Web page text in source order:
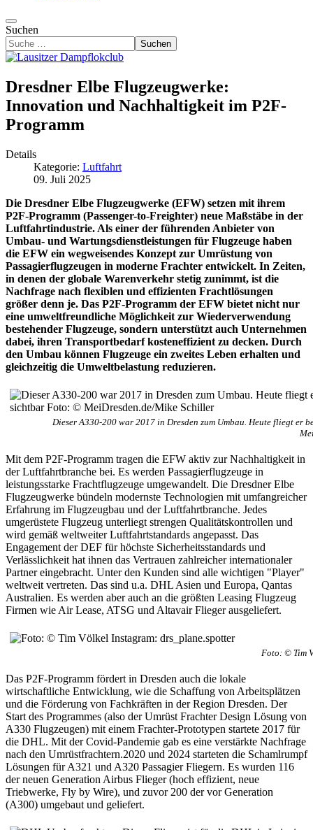
Suchen
Suchen
Dresdner Elbe Flugzeugwerke:
Innovation und Nachhaltigkeit im P2F-
Programm
Details
Kategorie: Luftfahrt
09. Juli 2025
Die Dresdner Elbe Flugzeugwerke (EFW) setzen mit ihrem
P2F-Programm (Passenger-to-Freighter) neue Maßstäbe in der
Luftfahrtindustrie. Als einer der führenden Anbieter von
Umbau- und Wartungsdienstleistungen für Flugzeuge haben
die EFW ein wegweisendes Konzept zur Umrüstung von
Passagierflugzeugen in moderne Frachter entwickelt. In Zeiten,
in denen der globale Warenverkehr stetig zunimmt, ist die
Nachfrage nach flexiblen und effizienten Frachtlösungen
größer denn je. Das P2F-Programm der EFW bietet nicht nur
eine umweltfreundliche Möglichkeit zur Wiederverwendung
bestehender Flugzeuge, sondern unterstützt auch Unternehmen
dabei, ihren Transportbedarf kosteneffizient zu decken. Durch
den Umbau können Flugzeuge ein zweites Leben erhalten und
gleichzeitig die Umweltbelastung reduzieren.
Dieser A330-200 war 2017 in Dresden zum Umbau. Heute fliegt
Mit dem P2F-Programm tragen die EFW aktiv zur Nachhaltigkeit in
der Luftfahrtbranche bei. Es werden Passagierflugzeuge in
leistungsstarke Frachtflugzeuge umgewandelt. Die Dresdner Elbe
Flugzeugwerke bündeln modernste Technologien mit umfangreicher
Erfahrung im Flugzeugbau und der Luftfahrtbranche. Jedes
umgerüstete Flugzeug unterliegt strengen Qualitätskontrollen und
wird gemäß weltweiter Luftfahrtstandards angepasst. Das
Engagement der DEF für höchste Sicherheitsstandards und
Verlässlichkeit hat ihnen das Vertrauen zahlreicher internationaler
Partner eingebracht. Unter den Kunden sind alle wichtigen "Player"
weltweit vertreten. Das sind u.a. DHL Asien und Europa, Qantas
Australien. Es werden aber auch an die größten Leasing Flugzeug
Firmen wie Air Lease, ATSG und Altavair Flieger ausgeliefert.
Foto: © Tim
Das P2F-Programm fördert in Dresden auch die lokale
wirtschaftliche Entwicklung, wie die Schaffung von Arbeitsplätzen
und die Förderung von Fachkräften in der Region Dresden. Der
Start des Programmes (also der Umrüst Frachter Design Lösung von
A330 Flugzeugen) mit einem Frachter-Prototypen startete 2017 für
die DHL. Mit der Covid-Pandemie gab es eine verstärkte Nachfrage
nach den Umrüstfrachtern.2020 und 2024 starteten die Schamlrumpf
Lösungen für A321 und A320 Passagier Fliegern. Es wurden 116
der neuen Generation Airbus Flieger (hoch effizient, neue
Triebwerke, Fly by Wire), und zuvor 200 der vor Generation
(A300) umgebaut und geliefert.